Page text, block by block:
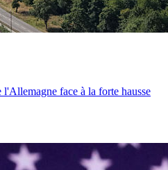
face à la forte hausse